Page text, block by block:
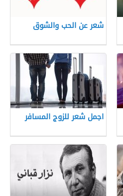
شعر عن الحب والشوق
اجمل شعر للزوج المسافر